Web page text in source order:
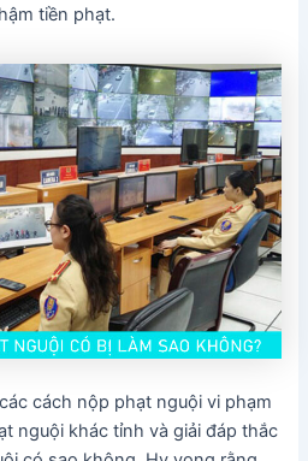
tiền phạt.
cách nộp phạt nguội vi phạm
nguội khác tỉnh và giải đáp thắc